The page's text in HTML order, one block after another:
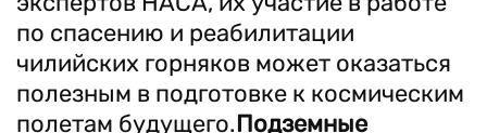
по спасению и реабилитации
чилийских горняков может оказаться
полезным в подготовке к космическим
полетам будущего.Подземные